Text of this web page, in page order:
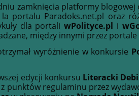
zamknięcia platformy
portalu Paradoks.net.pl oraz
dla portaliwPolityce.pl i
między innymi przez portale
wyróżnienie w konkursie
edycji konkursu Literacki
punktów regulaminu przez